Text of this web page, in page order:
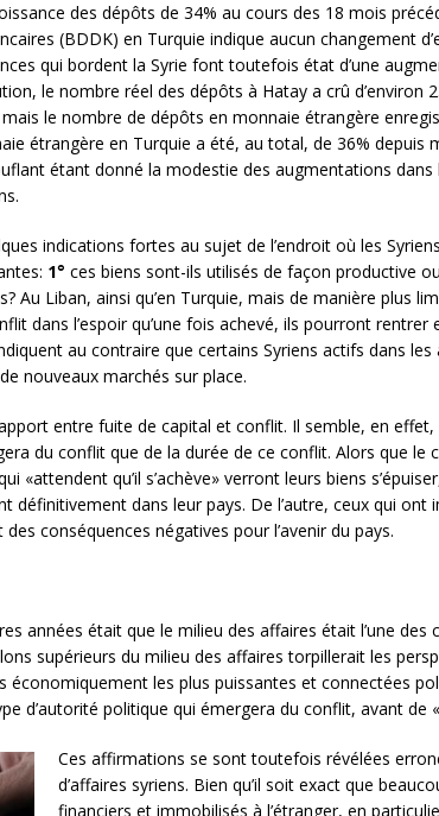
des dépôts de 34% au cours des 18 mois
(BDDK) en Turquie indique aucun changement
qui bordent la Syrie font toutefois état d’une
le nombre réel des dépôts à Hatay a crû d’environ
le nombre de dépôts en monnaie étrangère
étrangère en Turquie a été, au total, de 36% depuis
étant donné la modestie des augmentations dans
indications fortes au sujet de l’endroit où les
1° ces biens sont-ils utilisés de façon productive
Au Liban, ainsi qu’en Turquie, mais de manière plus
dans l’espoir qu’une fois achevé, ils pourront
au contraire que certains Syriens actifs dans
nouveaux marchés sur place.
entre fuite de capital et conflit. Il semble, en
du conflit que de la durée de ce conflit. Alors que
«attendent qu’il s’achève» verront leurs biens
définitivement dans leur pays. De l’autre, ceux qui
conséquences négatives pour l’avenir du pays.
années était que le milieu des affaires était l’une
supérieurs du milieu des affaires torpillerait les
économiquement les plus puissantes et connectées
d’autorité politique qui émergera du conflit, avant de
Ces affirmations se sont toutefois révélées
d’affaires syriens. Bien qu’il soit exact que
financiers et immobilisés à l’étranger, en